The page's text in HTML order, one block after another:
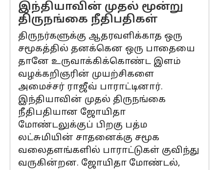
இந்தியாவின் முதல் மூன்று
திருநங்கை நீதிபதிகள்
திருநர்களுக்கு ஆதரவளிக்காத ஒரு
சமூகத்தில் தனக்கென ஒரு பாதையை
தானே உருவாக்கிக்கொண்ட இளம்
வழக்கறிஞரின் முயற்சிகளை
அமைச்சர் ராஜீவ் பாராட்டினார்.
இந்தியாவின் முதல் திருநங்கை
நீதிபதியான ஜோயிதா
மோண்டலுக்குப் பிறகு பத்ம
லட்சுமியின் சாதனைக்கு சமூக
வலைதளங்களில் பாராட்டுகள் குவிந்து
வருகின்றன. ஜோயிதா மோண்டல்,